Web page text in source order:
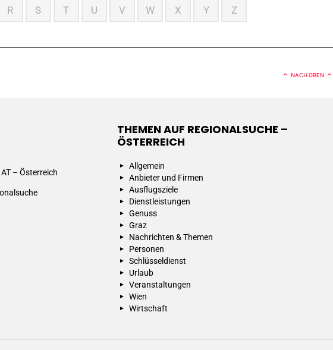
R S T U V W X Y Z
NACH OBEN
– Österreich
THEMEN AUF REGIONALSUCHE –
ÖSTERREICH
Allgemein
Anbieter und Firmen
Ausflugsziele
Dienstleistungen
Genuss
Graz
Nachrichten & Themen
Personen
Schlüsseldienst
Urlaub
Veranstaltungen
Wien
Wirtschaft